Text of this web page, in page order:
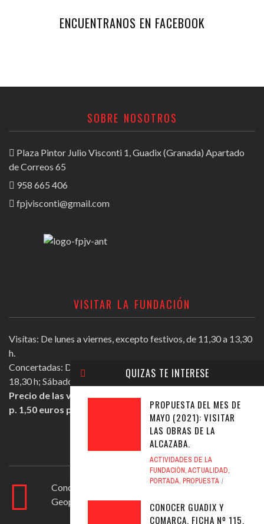
QUIZAS TE INTERESE
PROPUESTA DEL MES DE
MAYO (2021): VISITAR
LAS OBRAS DE LA
ALCAZABA.
ACTIVIDADES DE LA
FUNDACIÓN,ACTUALIDAD,
PORTADA, PROPUESTA
CONOCER GUADIX Y
COMARCA, FICHA Nº 115.
ENCUENTRANOS EN FACEBOOK
SOBRE NOSOTROS
Plaza Pintor Julio Visconti 1, Guadix (Granada) Apartado
de Correos 65
958 665 406
fpjvisconti@gmail.com
VISITAR LA FUNDACIÓN
Visítas: De lunes a viernes, excepto festivos, de 11,30 a 13,30
h.
Concertadas: De lunes a viernes excepto festivos, de 16,30 a
18,30 h; Sábados mañana de 11,30 a 13,30 h.
Precio de las visitas: Individual 2 euros. Grupos + de 10
p. 1,50 euros persona.
ULTIMOS TWEETS
Conocer Guadix y comarca, ficha nº 83. El
Geoparque de Granada
https://t.co/ad6594yfVv